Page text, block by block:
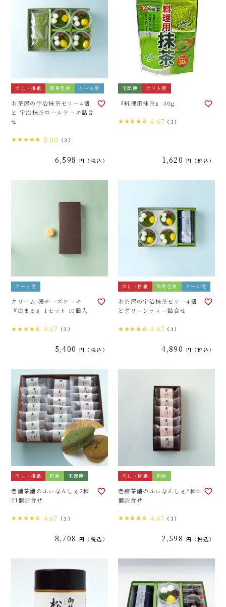
のし・掛紙 簡易包装 クール便
お茶屋の宇治抹茶ゼリー4個
と 宇治抹茶ロールケーキ詰合
せ
5.00 （3）
6,598 税込
宅配便 ポスト便
『料理用抹茶』 30g
4.67 （3）
1,620 税込
クール便
クリーム 濃チーズケーキ
『白まる』 1セット 10個入
4.67 （3）
5,400 税込
のし・掛紙 簡易包装 クール便
お茶屋の宇治抹茶ゼリー4個
とグリーンティー詰合せ
4.67 （3）
4,890 税込
のし・掛紙 包装 宅配便
老舗茶舗のふぃなんしぇ2種
21個詰合せ
4.67 （3）
8,708 税込
のし・掛紙 包装
老舗茶舗のふぃなんしぇ2種6
個詰合せ
4.67 （3）
2,598 税込